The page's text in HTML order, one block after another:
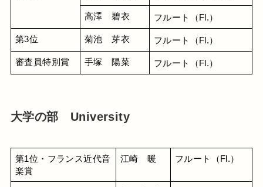
高澤　碧衣 フルート（Fl.）
第3位 菊池　芽衣 フルート（Fl.）
審査員特別賞 手塚　陽菜 フルート（Fl.）
大学の部 University
第1位・フランス近代音
楽賞
江崎　暖 フルート（Fl.）